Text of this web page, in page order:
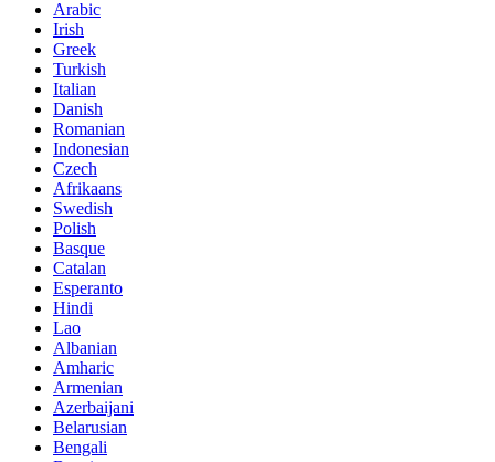
Arabic
Irish
Greek
Turkish
Italian
Danish
Romanian
Indonesian
Czech
Afrikaans
Swedish
Polish
Basque
Catalan
Esperanto
Hindi
Lao
Albanian
Amharic
Armenian
Azerbaijani
Belarusian
Bengali